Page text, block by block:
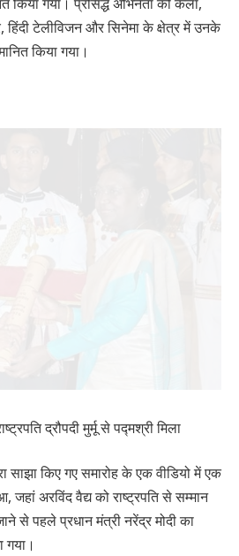
हिंदी टेलीविजन और सिनेमा के क्षेत्र में उनके
किया गया।
द्रौपदी मुर्मू से पद्मश्री मिला
साझा किए गए समारोह के एक वीडियो में एक
अरविंद वैद्य को राष्ट्रपति से सम्मान
से पहले प्रधान मंत्री नरेंद्र मोदी का
गया।